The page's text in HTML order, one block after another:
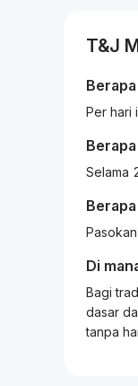
T&J
Per hari
Selama
Di
Bagi
dasar
tanpa